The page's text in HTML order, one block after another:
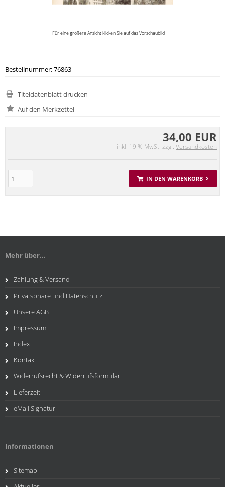
Für eine größere Ansicht klicken Sie auf das Vorschaubild
34,00 EUR
inkl. 19 % MwSt. zzgl. Versandkosten
IN DEN WARENKORB
Bestellnummer: 76863
Titeldatenblatt drucken
Mehr über...
Zahlung & Versand
Privatsphäre und Datenschutz
Unsere AGB
Impressum
Index
Kontakt
Widerrufsrecht & Widerrufsformular
Lieferzeit
eMail Signatur
Informationen
Sitemap